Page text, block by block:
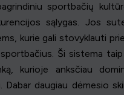
sportbačių
sąlygas. Jos
kurie gali stovyklauti
Ši sistema
kurioje anksčiau
Dabar daugiau dėmesio